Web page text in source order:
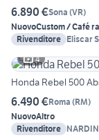
6.890 €Sona (VR)
NuovoCustom / Café
Rivenditore Eliscar
4
Honda Rebel 500
6.490 €Roma (RM)
NuovoAltro
Rivenditore